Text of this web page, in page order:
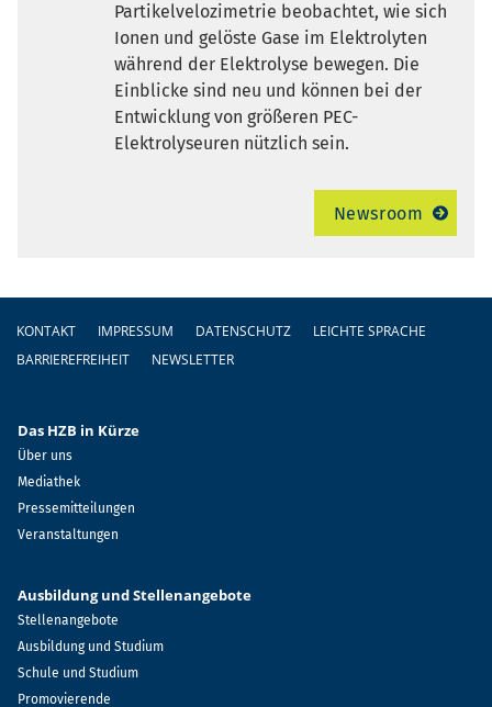
Partikelvelozimetrie beobachtet, wie sich
Ionen und gelöste Gase im Elektrolyten
während der Elektrolyse bewegen. Die
Einblicke sind neu und können bei der
Entwicklung von größeren PEC-
Elektrolyseuren nützlich sein.
Newsroom
Fußzeile
KONTAKT IMPRESSUM DATENSCHUTZ
LEICHTE SPRACHE
BARRIEREFREIHEIT
NEWSLETTER
Das HZB in Kürze
Über uns
Mediathek
Pressemitteilungen
Veranstaltungen
Ausbildung und Stellenangebote
Stellenangebote
Ausbildung und Studium
Schule und Studium
Promovierende